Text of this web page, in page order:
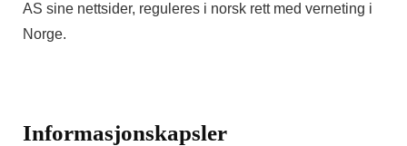
AS sine nettsider, reguleres i norsk rett med verneting i
Norge.
Informasjonskapsler